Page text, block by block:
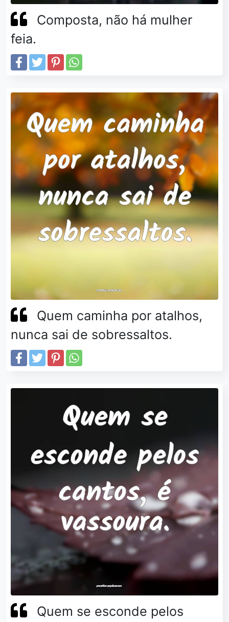
Composta, não há mulher
feia.
Quem caminha por atalhos,
nunca sai de sobressaltos.
Quem se esconde pelos